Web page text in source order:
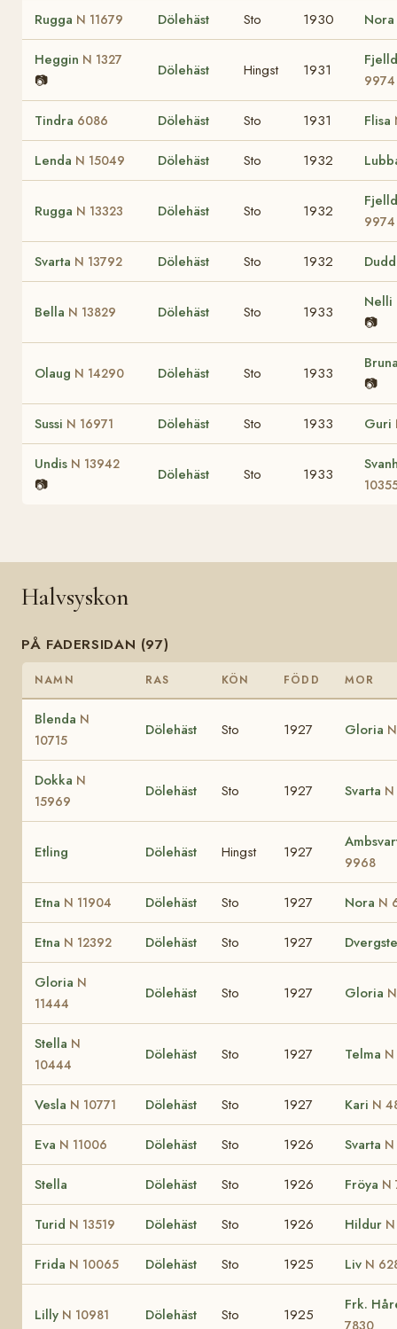
Rugga N 11679 Dölehäst Sto 1930 Nora
Heggin N 1327
📷
Dölehäst Hingst 1931
9974
Tindra 6086 Dölehäst Sto 1931 Flisa
Lenda N 15049 Dölehäst Sto 1932
Rugga N 13323 Dölehäst Sto 1932
9974
Svarta N 13792 Dölehäst Sto 1932
Bella N 13829 Dölehäst Sto 1933
Nelli
📷
Olaug N 14290 Dölehäst Sto 1933
📷
Sussi N 16971 Dölehäst Sto 1933 Guri
Undis N 13942
📷
Dölehäst Sto 1933
Halvsyskon
PÅ FADERSIDAN (97)
NAMN RAS KÖN FÖDD MOR
Blenda N
10715
Dölehäst Sto 1927 Gloria
Dokka N
15969
Dölehäst Sto 1927 Svarta
Etling Dölehäst Hingst 1927
9968
Etna N 11904 Dölehäst Sto 1927 Nora N
Etna N 12392 Dölehäst Sto 1927
Gloria N
11444
Dölehäst Sto 1927 Gloria
Stella N
10444
Dölehäst Sto 1927 Telma
Vesla N 10771 Dölehäst Sto 1927 Kari N
Eva N 11006 Dölehäst Sto 1926 Svarta
Stella Dölehäst Sto 1926 Fröya N
Turid N 13519 Dölehäst Sto 1926 Hildur
Frida N 10065 Dölehäst Sto 1925 Liv N
Lilly N 10981 Dölehäst Sto 1925
Frk.
7830